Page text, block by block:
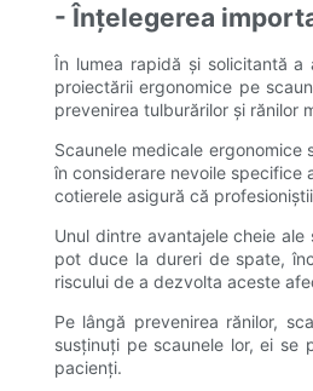
- Înțelegerea
În lumea rapidă și solicitantă
proiectării ergonomice pe
prevenirea tulburărilor și rănilor
Scaunele medicale
în considerare nevoile specifice
cotierele asigură că
Unul dintre avantajele cheie
pot duce la dureri de spate,
riscului de a dezvolta aceste
Pe lângă prevenirea rănilor,
susținuți pe scaunele lor, ei se
pacienți.